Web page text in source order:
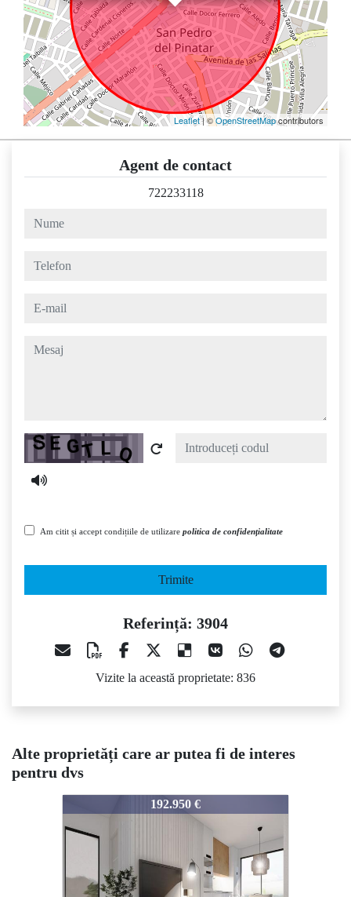
Leaflet| ©OpenStreetMapcontributors
Agent de contact
722233118
nume
telefon
e-mail
mesaj
Captcha
Am citit și accept condițiile de utilizare politica de confidențialitate
Trimite
Referință: 3904
Vizite la această proprietate: 836
Alte proprietăți care ar putea fi de interes
pentru dvs
192.950 €
3904